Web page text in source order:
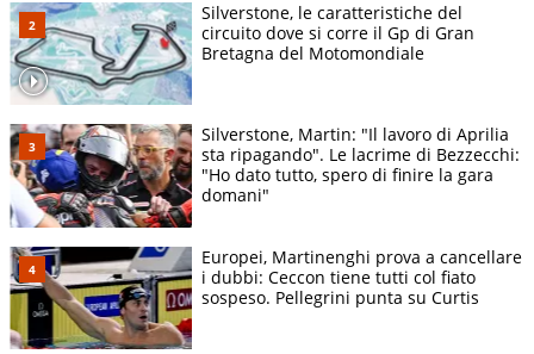
Silverstone, le caratteristiche del
circuito dove si corre il Gp di Gran
Bretagna del Motomondiale
Silverstone, Martin: "Il lavoro di Aprilia
sta ripagando". Le lacrime di Bezzecchi:
"Ho dato tutto, spero di finire la gara
domani"
Europei, Martinenghi prova a cancellare
i dubbi: Ceccon tiene tutti col fiato
sospeso. Pellegrini punta su Curtis